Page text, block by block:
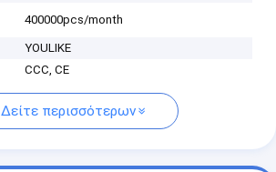
400000pcs/month
YOULIKE
CCC, CE
Δείτε περισσότερων